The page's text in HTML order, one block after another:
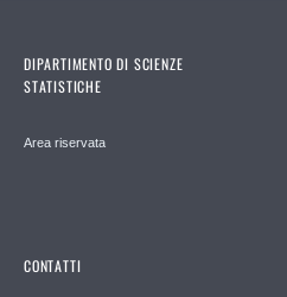
DIPARTIMENTO DI SCIENZE
STATISTICHE
Area riservata
CONTATTI